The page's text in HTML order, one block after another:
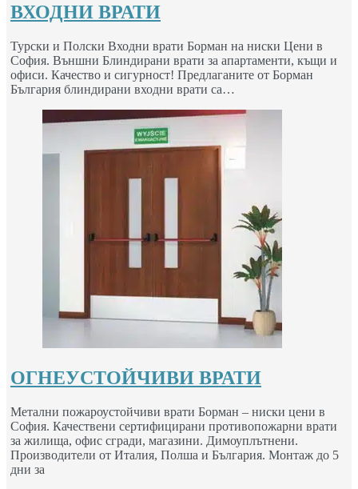
ВХОДНИ ВРАТИ
Турски и Полски Входни врати Борман на ниски Цени в
София. Външни Блиндирани врати за апартаменти, къщи и
офиси. Качество и сигурност! Предлаганите от Борман
България блиндирани входни врати са…
ОГНЕУСТОЙЧИВИ ВРАТИ
Метални пожароустойчиви врати Борман – ниски цени в
София. Качествени сертифицирани противопожарни врати
за жилища, офис сгради, магазини. Димоуплътнени.
Производители от Италия, Полша и България. Монтаж до 5
дни за